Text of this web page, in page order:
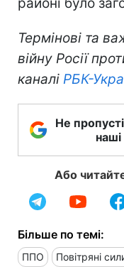
Термінові та
війну Росії
каналі РБК-
Не
Або
Більше по темі:
ППО Повітряні